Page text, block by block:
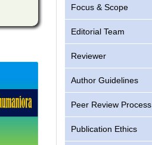
Focus & Scope
Editorial Team
Reviewer
Author Guidelines
Peer Review Process
Publication Ethics